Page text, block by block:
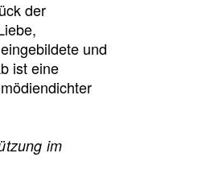
der
und
ist eine
im